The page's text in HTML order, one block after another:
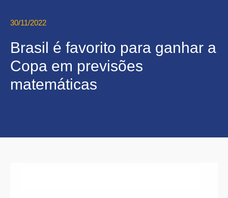
30/11/2022
Brasil é favorito para ganhar a
Copa em previsões
matemáticas